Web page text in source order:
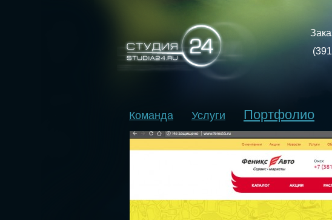
Команда Услуги Портфолио